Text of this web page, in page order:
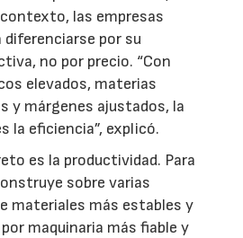
las empresas
diferenciarse por su
no por precio. “Con
elevados, materias
y márgenes ajustados, la
la eficiencia”, explicó.
es la productividad. Para
sobre varias
materiales más estables y
maquinaria más fiable y